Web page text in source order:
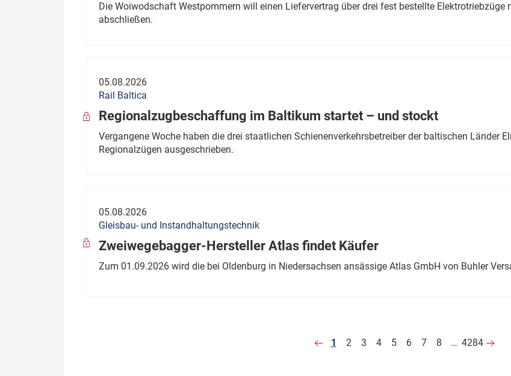
Die Woiwodschaft Westpommern will einen Liefervertrag über drei fest bestellte
abschließen.
05.08.2026
Rail Baltica
Regionalzugbeschaffung im Baltikum startet – und stockt
Vergangene Woche haben die drei staatlichen Schienenverkehrsbetreiber der baltischen Länder
Regionalzügen ausgeschrieben.
05.08.2026
Gleisbau- und Instandhaltungstechnik
Zweiwegebagger-Hersteller Atlas findet Käufer
Zum 01.09.2026 wird die bei Oldenburg in Niedersachsen ansässige Atlas GmbH von Buhler
1 2 3 4 5 6 7 8 … 4284